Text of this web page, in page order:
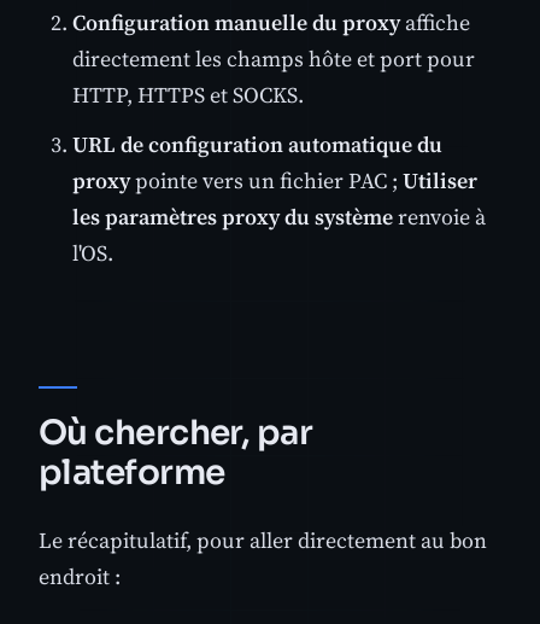
Configuration manuelle du proxyaffiche
directement les champs hôte et port pour
HTTP, HTTPS et SOCKS.
URL de configuration automatique du
proxypointe vers un fichier PAC ; Utiliser
les paramètres proxy du systèmerenvoie à
l'OS.
Où chercher, par
plateforme
Le récapitulatif, pour aller directement au bon
endroit :